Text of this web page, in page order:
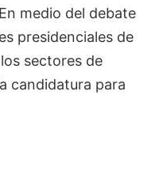
medio del debate
presidenciales de
sectores de
candidatura para